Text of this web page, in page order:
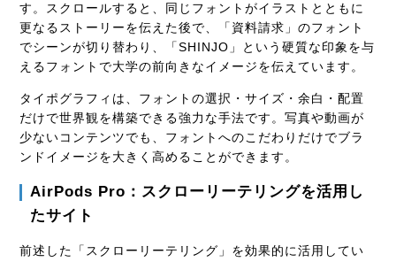
す。スクロールすると、同じフォントがイラストとともに
更なるストーリーを伝えた後で、「資料請求」のフォント
でシーンが切り替わり、「SHINJO」という硬質な印象を与
えるフォントで大学の前向きなイメージを伝えています。
タイポグラフィは、フォントの選択・サイズ・余白・配置
だけで世界観を構築できる強力な手法です。写真や動画が
少ないコンテンツでも、フォントへのこだわりだけでブラ
ンドイメージを大きく高めることができます。
AirPods Pro：スクローリーテリングを活用し
たサイト
前述した「スクローリーテリング」を効果的に活用してい